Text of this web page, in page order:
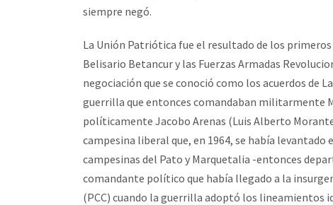
siempre negó.
La Unión Patriótica fue el resultado de los
Belisario Betancur y las Fuerzas Armadas
negociación que se conoció como los acuerdos de
guerrilla que entonces comandaban militarmente
políticamente Jacobo Arenas (Luis Alberto
campesina liberal que, en 1964, se había
campesinas del Pato y Marquetalia -entonces
comandante político que había llegado a la
(PCC) cuando la guerrilla adoptó los lineamientos